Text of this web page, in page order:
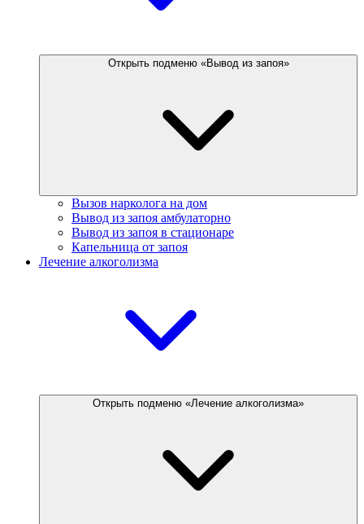
Открыть подменю «Вывод из запоя»
Вызов нарколога на дом
Вывод из запоя амбулаторно
Вывод из запоя в стационаре
Капельница от запоя
Лечение алкоголизма
Открыть подменю «Лечение алкоголизма»